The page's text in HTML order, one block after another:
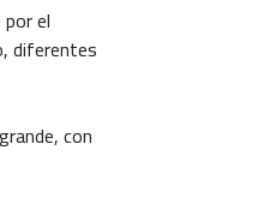
el
diferentes
con